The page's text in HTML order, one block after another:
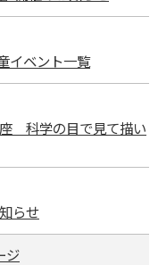
イベント一覧
科学の目で見て描い
らせ
ジ